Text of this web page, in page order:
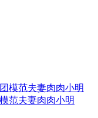
范夫妻肉肉小明